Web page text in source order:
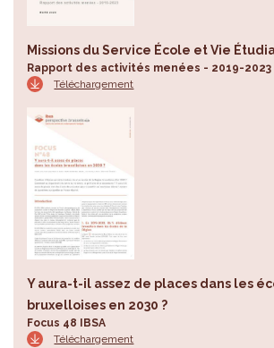
Missions du Service École et Vie
Rapport des activités menées - 2019-2023
Téléchargement
Y aura-t-il assez de places dans les
bruxelloises en 2030 ?
Focus 48 IBSA
Téléchargement